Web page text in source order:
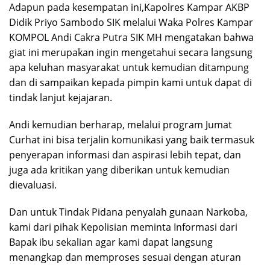
Adapun pada kesempatan ini,Kapolres Kampar AKBP
Didik Priyo Sambodo SIK melalui Waka Polres Kampar
KOMPOL Andi Cakra Putra SIK MH mengatakan bahwa
giat ini merupakan ingin mengetahui secara langsung
apa keluhan masyarakat untuk kemudian ditampung
dan di sampaikan kepada pimpin kami untuk dapat di
tindak lanjut kejajaran.
Andi kemudian berharap, melalui program Jumat
Curhat ini bisa terjalin komunikasi yang baik termasuk
penyerapan informasi dan aspirasi lebih tepat, dan
juga ada kritikan yang diberikan untuk kemudian
dievaluasi.
Dan untuk Tindak Pidana penyalah gunaan Narkoba,
kami dari pihak Kepolisian meminta Informasi dari
Bapak ibu sekalian agar kami dapat langsung
menangkap dan memproses sesuai dengan aturan